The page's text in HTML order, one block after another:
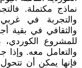
نماذج مكتملة.
والتجربة في
والثقافي في بقية
للمشروع الكوردي،
والتعامل معه. وإذا
فإنها يمكن أن